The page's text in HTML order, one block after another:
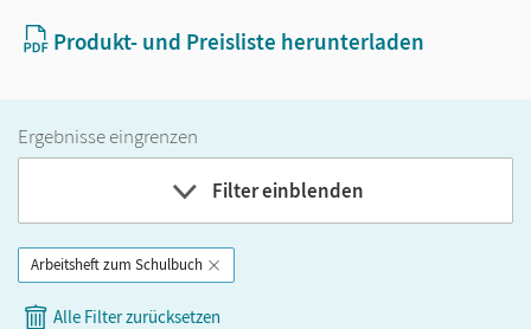
Produkt- und Preisliste herunterladen
Ergebnisse eingrenzen
Filter einblenden
Band
Arbeitsheft zum Schulbuch
Alle Filter zurücksetzen